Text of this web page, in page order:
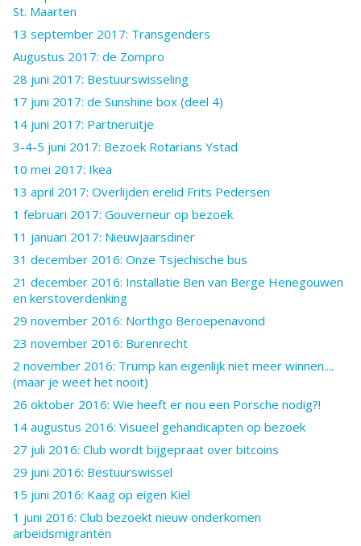
St. Maarten
13 september 2017: Transgenders
Augustus 2017: de Zompro
28 juni 2017: Bestuurswisseling
17 juni 2017: de Sunshine box (deel 4)
14 juni 2017: Partneruitje
3-4-5 juni 2017: Bezoek Rotarians Ystad
10 mei 2017: Ikea
13 april 2017: Overlijden erelid Frits Pedersen
1 februari 2017: Gouverneur op bezoek
11 januari 2017: Nieuwjaarsdiner
31 december 2016: Onze Tsjechische bus
21 december 2016: Installatie Ben van Berge Henegouwen
en kerstoverdenking
29 november 2016: Northgo Beroepenavond
23 november 2016: Burenrecht
2 november 2016: Trump kan eigenlijk niet meer winnen....
(maar je weet het nooit)
26 oktober 2016: Wie heeft er nou een Porsche nodig?!
14 augustus 2016: Visueel gehandicapten op bezoek
27 juli 2016: Club wordt bijgepraat over bitcoins
29 juni 2016: Bestuurswissel
15 juni 2016: Kaag op eigen Kiel
1 juni 2016: Club bezoekt nieuw onderkomen
arbeidsmigranten